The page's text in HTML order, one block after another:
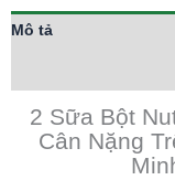
Mô tả
2 Sữa Bột
Cân Nặng